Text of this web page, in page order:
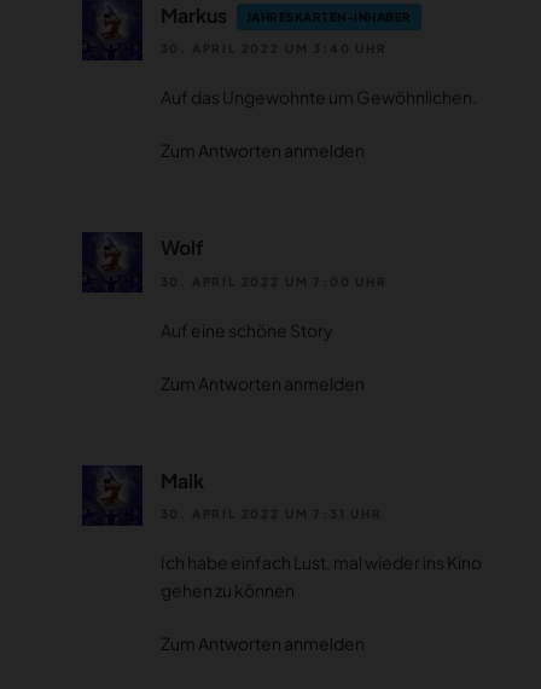
Markus JAHRESKARTEN-INHABER
Auf das Ungewohnte um Gewöhnlichen.
Zum Antworten anmelden
Wolf
Auf eine schöne Story
Zum Antworten anmelden
Maik
Ich habe einfach Lust, mal wieder ins Kino
gehen zu können
Zum Antworten anmelden